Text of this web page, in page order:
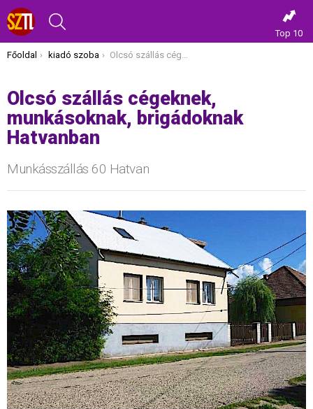
Top 10
Itt vagy most:
Főoldal kiadó szoba Olcsó szállás cégeknek, munkásoknak, brigádoknak Hatvanban
Olcsó szállás cégeknek,
munkásoknak, brigádoknak
Hatvanban
Munkásszállás 60 Hatvan